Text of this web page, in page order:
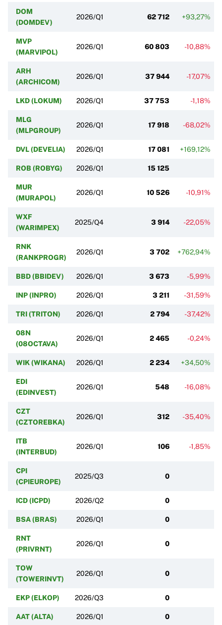
DOM
(DOMDEV)
2026/Q1 62 712 +93,27%
MVP
(MARVIPOL)
2026/Q1 60 803 -10,88%
ARH
(ARCHICOM)
2026/Q1 37 944 -17,07%
LKD (LOKUM) 2026/Q1 37 753 -1,18%
MLG
(MLPGROUP)
2026/Q1 17 918 -68,02%
DVL (DEVELIA) 2026/Q1 17 081 +169,12%
ROB (ROBYG) 2026/Q1 15 125
MUR
(MURAPOL)
2026/Q1 10 526 -10,91%
WXF
(WARIMPEX)
2025/Q4 3 914 -22,05%
RNK
(RANKPROGR)
2026/Q1 3 702 +762,94%
BBD (BBIDEV) 2026/Q1 3 673 -5,99%
INP (INPRO) 2026/Q1 3 211 -31,59%
TRI (TRITON) 2026/Q1 2 794 -37,42%
08N
(08OCTAVA)
2026/Q1 2 465 -0,24%
WIK (WIKANA) 2026/Q1 2 234 +34,50%
EDI
(EDINVEST)
2026/Q1 548 -16,08%
CZT
(CZTOREBKA)
2026/Q1 312 -35,40%
ITB
(INTERBUD)
2026/Q1 106 -1,85%
CPI
(CPIEUROPE)
2025/Q3 0
ICD (ICPD) 2026/Q2 0
BSA (BRAS) 2026/Q1 0
RNT
(PRIVRNT)
2026/Q1 0
TOW
(TOWERINVT)
2026/Q1 0
EKP (ELKOP) 2026/Q3 0
AAT (ALTA) 2026/Q1 0